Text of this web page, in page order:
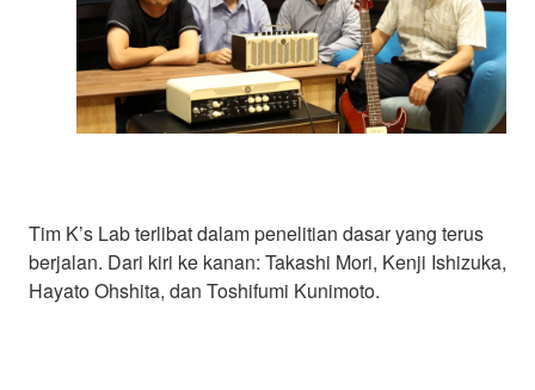
Tim K’s Lab terlibat dalam penelitian dasar yang terus
berjalan. Dari kiri ke kanan: Takashi Mori, Kenji Ishizuka,
Hayato Ohshita, dan Toshifumi Kunimoto.